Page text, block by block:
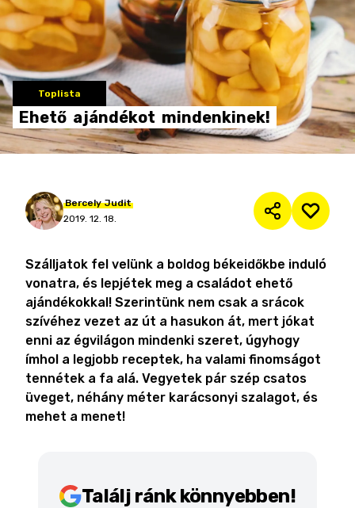
Toplista
Ehető ajándékot mindenkinek!
Bercely Judit
2019. 12. 18.
Szálljatok fel velünk a boldog békeidőkbe induló
vonatra, és lepjétek meg a családot ehető
ajándékokkal! Szerintünk nem csak a srácok
szívéhez vezet az út a hasukon át, mert jókat
enni az égvilágon mindenki szeret, úgyhogy
ímhol a legjobb receptek, ha valami finomságot
tennétek a fa alá. Vegyetek pár szép csatos
üveget, néhány méter karácsonyi szalagot, és
mehet a menet!
Találj ránk könnyebben!